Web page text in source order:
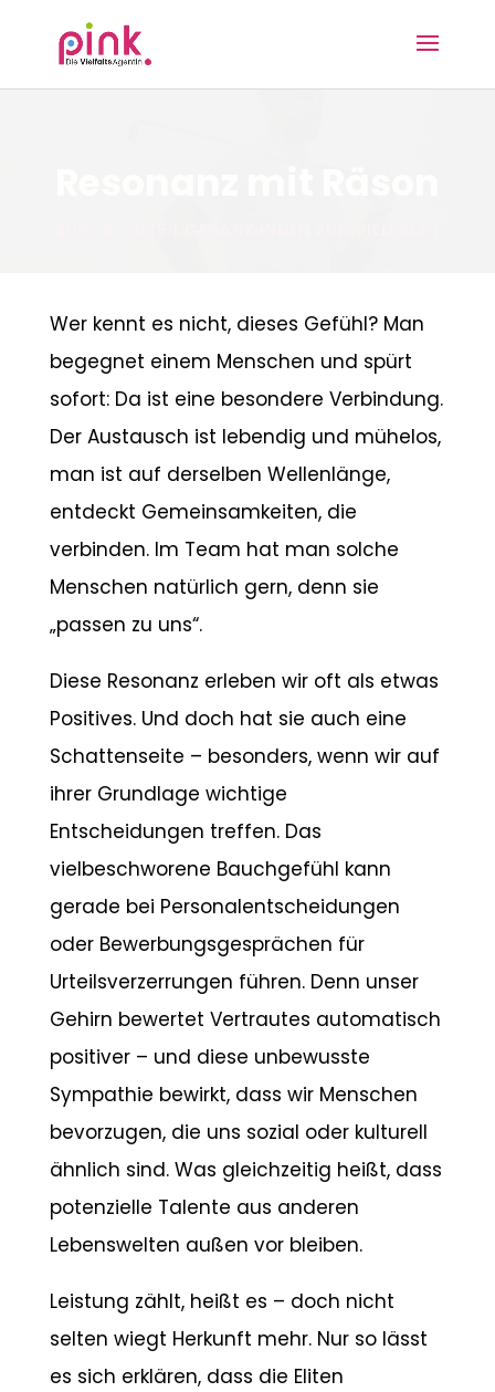
Wer kennt es nicht, dieses Gefühl? Man
begegnet einem Menschen und spürt
sofort: Da ist eine besondere Verbindung.
Der Austausch ist lebendig und mühelos,
man ist auf derselben Wellenlänge,
entdeckt Gemeinsamkeiten, die
verbinden. Im Team hat man solche
Menschen natürlich gern, denn sie
„passen zu uns“.
Diese Resonanz erleben wir oft als etwas
Positives. Und doch hat sie auch eine
Schattenseite – besonders, wenn wir auf
ihrer Grundlage wichtige
Entscheidungen treffen. Das
vielbeschworene Bauchgefühl kann
gerade bei Personalentscheidungen
oder Bewerbungsgesprächen für
Urteilsverzerrungen führen. Denn unser
Gehirn bewertet Vertrautes automatisch
positiver – und diese unbewusste
Sympathie bewirkt, dass wir Menschen
bevorzugen, die uns sozial oder kulturell
ähnlich sind. Was gleichzeitig heißt, dass
potenzielle Talente aus anderen
Lebenswelten außen vor bleiben.
Leistung zählt, heißt es – doch nicht
selten wiegt Herkunft mehr. Nur so lässt
es sich erklären, dass die Eliten